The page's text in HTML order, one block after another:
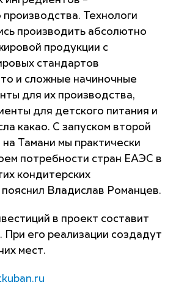
Технологи
производить абсолютно
продукции с
стандартов
и сложные начиночные
для их производства,
для детского питания и
какао. С запуском второй
Тамани мы практически
потребности стран ЕАЭС в
кондитерских
пояснил Владислав Романцев.
в проект составит
При его реализации создадут
мест.